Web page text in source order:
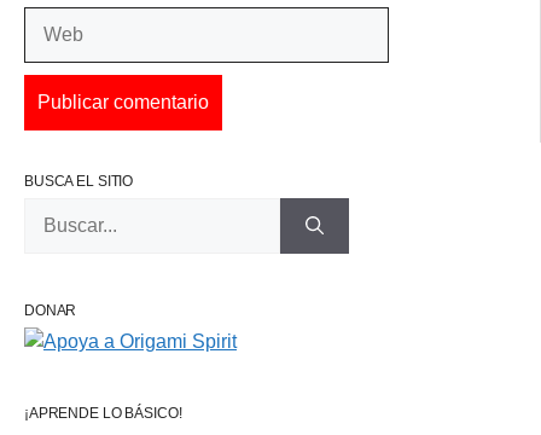
BUSCA EL SITIO
DONAR
¡APRENDE LO BÁSICO!